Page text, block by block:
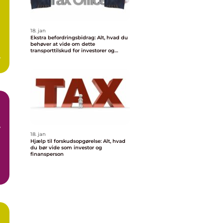
18. jan
Ekstra befordringsbidrag: Alt, hvad du
behøver at vide om dette
transporttilskud for investorer og
18. jan
Hjælp til forskudsopgørelse: Alt, hvad
du bør vide som investor og
finansperson